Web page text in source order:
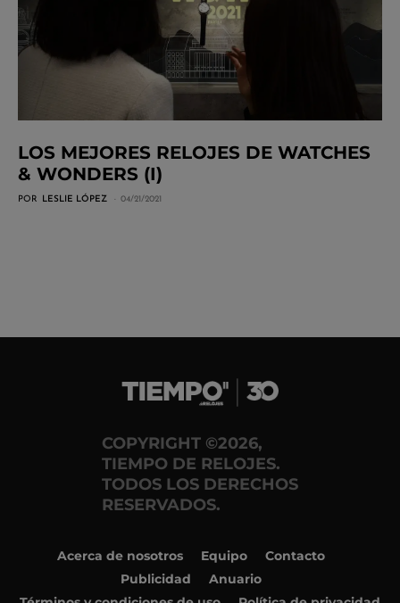
LOS MEJORES RELOJES DE WATCHES
& WONDERS (I)
POR LESLIE LÓPEZ 04/21/2021
COPYRIGHT ©2026,
TIEMPO DE RELOJES.
TODOS LOS DERECHOS
RESERVADOS.
Acerca de nosotros Equipo
Contacto
Publicidad
Anuario